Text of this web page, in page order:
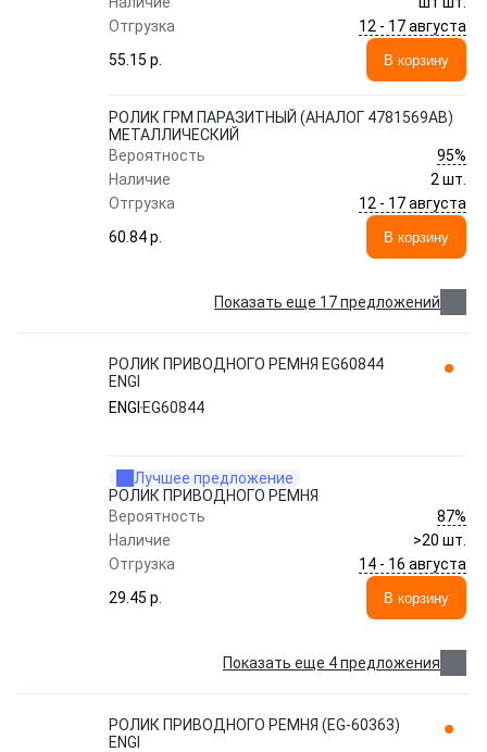
Отгрузка
12 - 17 августа
55.15 p.
В корзину
РОЛИК ГРМ ПАРАЗИТНЫЙ (АНАЛОГ 4781569AB)
МЕТАЛЛИЧЕСКИЙ
Вероятность
95%
Наличие
2 шт.
Отгрузка
12 - 17 августа
60.84 p.
В корзину
Показать еще 17 предложений
РОЛИК ПРИВОДНОГО РЕМНЯ EG60844
ENGI
ENGI EG60844
Лучшее предложение
РОЛИК ПРИВОДНОГО РЕМНЯ
Вероятность
87%
Наличие
>20 шт.
Отгрузка
14 - 16 августа
29.45 p.
В корзину
Показать еще 4 предложения
РОЛИК ПРИВОДНОГО РЕМНЯ (EG-60363)
ENGI